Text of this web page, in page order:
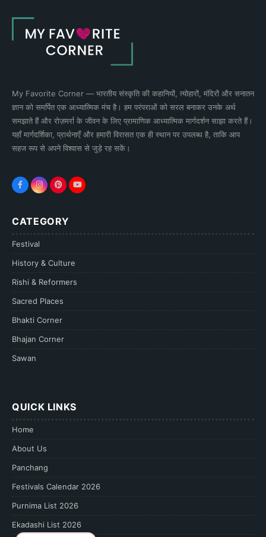
My Favorite Corner — भारतीय संस्कृति की कहानियों, त्योहारों, मंदिरों और सनातन
ज्ञान को समर्पित एक आध्यात्मिक मंच है। हम परंपराओं को सरल बनाकर उनके अर्थ
समझाते हैं और रोज़मर्रा के जीवन के लिए प्रामाणिक आध्यात्मिक मार्गदर्शन साझा करते हैं।
यहाँ मार्गदर्शिका, प्रार्थनाएँ और हमारी विरासत एक ही स्थान पर उपलब्ध है, ताकि आप
सहज रूप से अपने विश्वास से जुड़े रह सकें।
CATEGORY
Festival
History & Culture
Rishi & Reformers
Sacred Places
Bhakti Corner
Bhajan Corner
Sawan
QUICK LINKS
Home
About Us
Panchang
Festivals Calendar 2026
Purnima List 2026
Ekadashi List 2026